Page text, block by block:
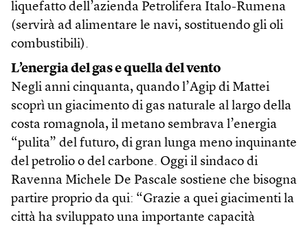
liquefatto dell’azienda Petrolifera Italo-Rumena
(servirà ad alimentare le navi, sostituendo gli oli
combustibili).
L’energia del gas e quella del vento
Negli anni cinquanta, quando l’Agip di Mattei
scoprì un giacimento di gas naturale al largo della
costa romagnola, il metano sembrava l’energia
“pulita” del futuro, di gran lunga meno inquinante
del petrolio o del carbone. Oggi il sindaco di
Ravenna Michele De Pascale sostiene che bisogna
partire proprio da qui: “Grazie a quei giacimenti la
città ha sviluppato una importante capacità